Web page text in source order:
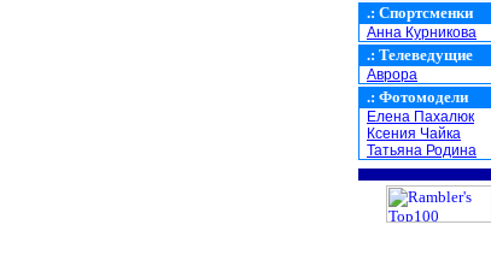
.: Спортсменки
Анна Курникова
.: Телеведущие
Аврора
.: Фотомодели
Елена Пахалюк
Ксения Чайка
Татьяна Родина